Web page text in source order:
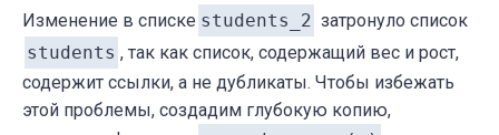
Изменение в списке students_2 затронуло список
students , так как список, содержащий вес и рост,
содержит ссылки, а не дубликаты. Чтобы избежать
этой проблемы, создадим глубокую копию,